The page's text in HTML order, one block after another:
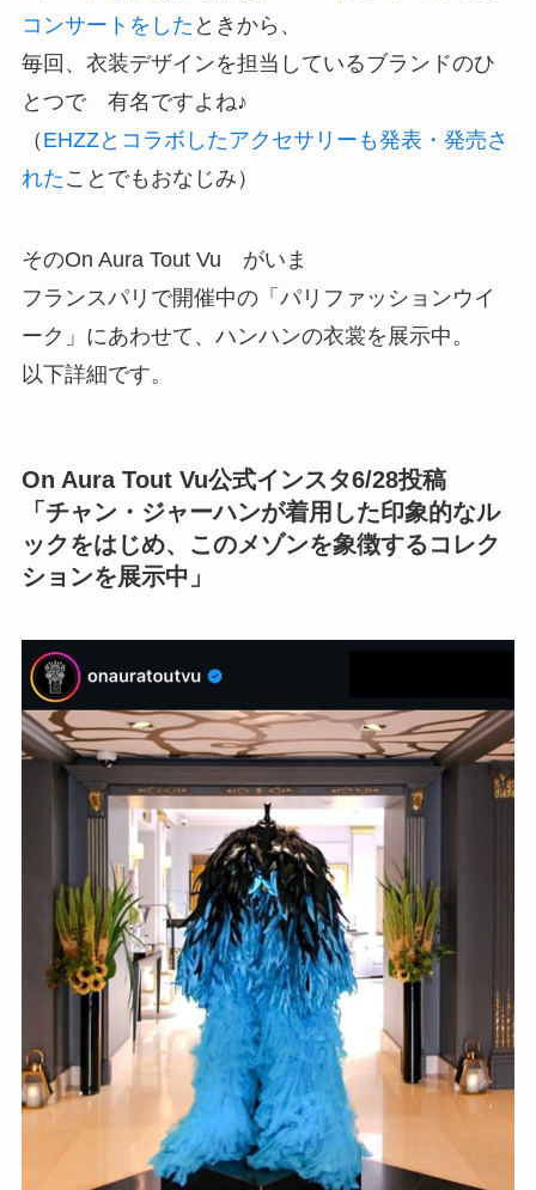
コンサートをした ときから、
毎回、衣装デザインを担当しているブランドのひ
とつで 有名ですよね♪
（ EHZZとコラボしたアクセサリーも発表・発売さ
れた ことでもおなじみ）
そのOn Aura Tout Vu がいま
フランスパリで開催中の「パリファッションウイ
ーク」にあわせて、ハンハンの衣裳を展示中。
以下詳細です。
On Aura Tout Vu公式インスタ6/28投稿
「チャン・ジャーハンが着用した印象的なル
ックをはじめ、このメゾンを象徴するコレク
ションを展示中」